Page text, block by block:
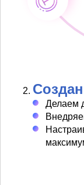
Делаем